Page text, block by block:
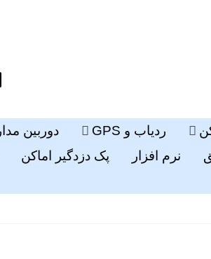
ردیاب و GPS دوربین
نرم افزار پک دزدگیر اماکن